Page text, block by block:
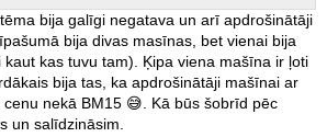
bija galīgi negatava un arī apdrošinātāji
bija divas masīnas, bet vienai bija
kaut kas tuvu tam). Ķipa viena mašīna ir ļoti
bija tas, ka apdrošinātāji mašīnai ar
nekā BM15 😅. Kā būs šobrīd pēc
un salīdzināsim.